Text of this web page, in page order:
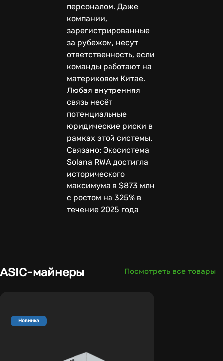
персоналом. Даже
компании,
зарегистрированные
за рубежом, несут
ответственность, если
команды работают на
материковом Китае.
Любая внутренняя
связь несёт
потенциальные
юридические риски в
рамках этой системы.
Связано: Экосистема
Solana RWA достигла
исторического
максимума в $873 млн
с ростом на 325% в
течение 2025 года
ASIC-майнеры Посмотреть все товары
Новинка